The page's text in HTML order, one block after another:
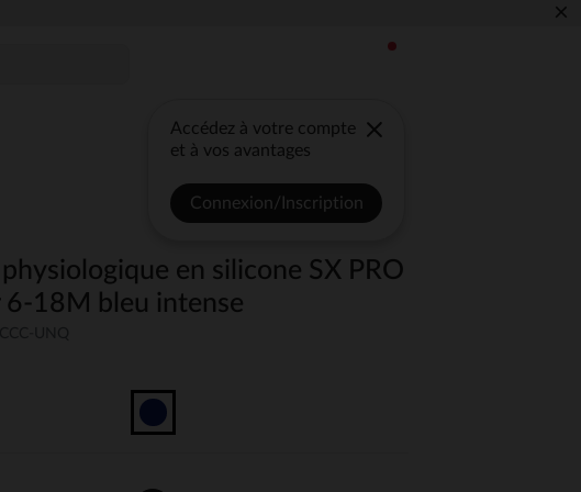
×
Accédez à votre compte
et à vos avantages
Connexion/Inscription
en silicone SX PRO
6-18M bleu intense